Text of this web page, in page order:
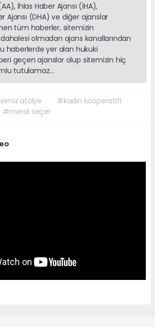
İhlas Haber Ajansı (İHA),
Ajansı (DHA) ve diğer ajanslar
tüm haberler, sitemizin
olmadan ajans kanallarından
haberlerde yer alan hukuki
geçen ajanslar olup sitemizin hiç
tutulamaz...
atölye
#kadın kooperatifi
#meral seçer